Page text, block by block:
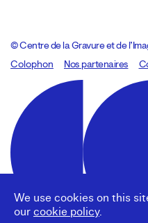
We use cookies on this
our cookie policy.
© Centre de la Gravure et de
Colophon
Design:Marcel Kaczmarek, code:
Nos partenaires